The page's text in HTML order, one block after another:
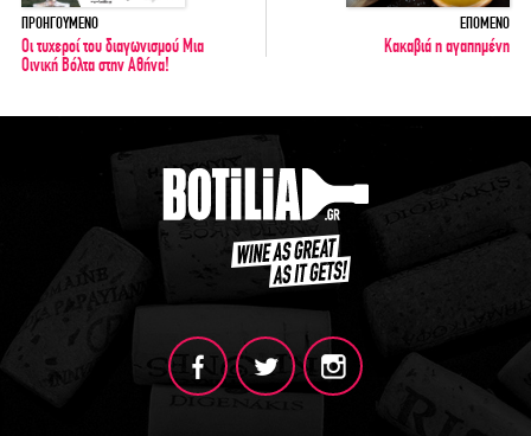
ΠΡΟΗΓΟΥΜΕΝΟ
Οι τυχεροί του διαγωνισμού Μια
Οινική Βόλτα στην Αθήνα!
ΕΠΟΜΕΝΟ
Κακαβιά η αγαπημένη